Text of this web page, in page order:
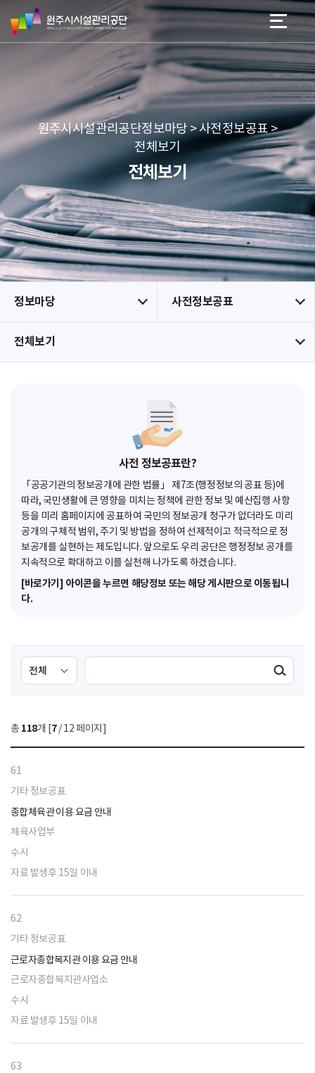
네
본문 바로가기
메뉴 바로가기
원
주
시
리
공
단
원주시시설관리공단정보마당 > 사전정보공표 >
전체보기
전체보기
정보마당 사전정보공표
전체보기
사전 정보공표란?
「공공기관의 정보공개에 관한 법률」 제7조(행정정보의 공표 등)에
따라, 국민생활에 큰 영향을 미치는 정책에 관한 정보 및 예산집행 사항
등을 미리 홈페이지에 공표하여 국민의 정보공개 청구가 없더라도 미리
공개의 구체적 범위, 주기 및 방법을 정하여 선제적이고 적극적으로 정
보공개를 실현하는 제도입니다. 앞으로도 우리 공단은 행정정보 공개를
지속적으로 확대하고 이를 실천해 나가도록 하겠습니다.
[바로가기] 아이콘을 누르면 해당정보 또는 해당 게시판으로 이동됩니
다.
검
색
선
택
색
검색실행
총 118개 [7/ 12 페이지]
61
기타 정보공표
종합체육관 이용 요금 안내
체육사업부
수시
자료 발생후 15일 이내
62
기타 정보공표
근로자종합복지관 이용 요금 안내
근로자종합복지관사업소
수시
자료 발생후 15일 이내
63